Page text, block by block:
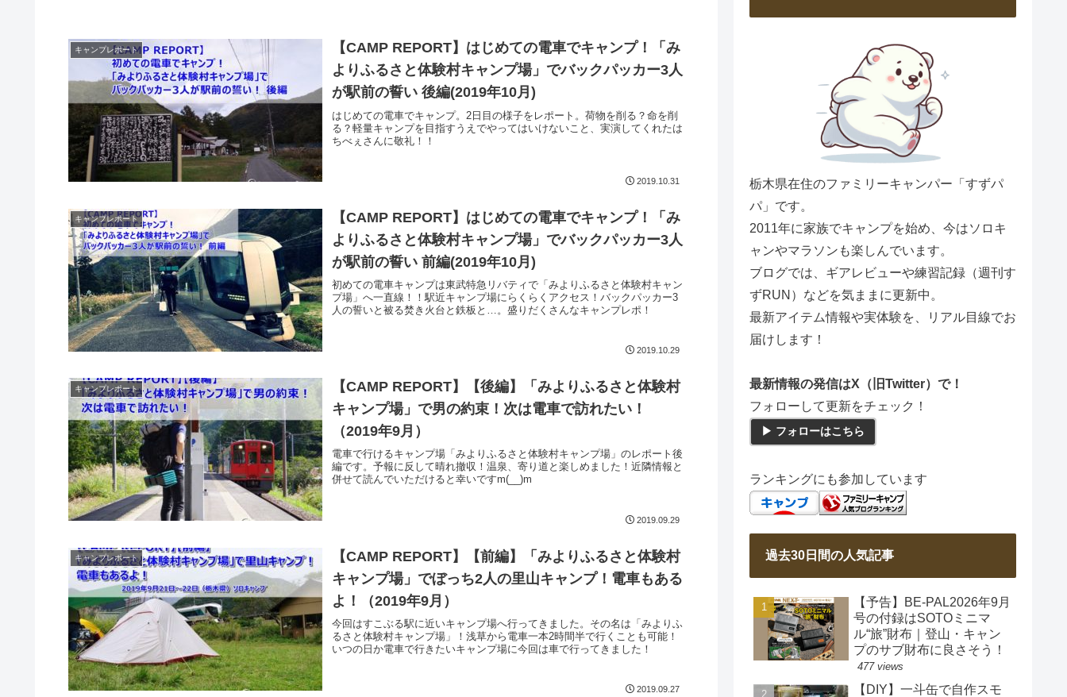
キャンプレポート
【CAMP REPORT】はじめての電車でキャンプ！「み
よりふるさと体験村キャンプ場」でバックパッカー3人
が駅前の誓い 後編(2019年10月)
はじめての電車でキャンプ。2日目の様子をレポート。荷物を削る？命を削
る？軽量キャンプを目指すうえでやってはいけないこと、実演してくれたは
ちべぇさんに敬礼！！
2019.10.31
キャンプレポート
【CAMP REPORT】はじめての電車でキャンプ！「み
よりふるさと体験村キャンプ場」でバックパッカー3人
が駅前の誓い 前編(2019年10月)
初めての電車キャンプは東武特急リバティで「みよりふるさと体験村キャン
プ場」へ一直線！！駅近キャンプ場にらくらくアクセス！バックパッカー3
人の誓いと被る焚き火台と鉄板と…。盛りだくさんなキャンプレポ！
2019.10.29
キャンプレポート
【CAMP REPORT】【後編】「みよりふるさと体験村
キャンプ場」で男の約束！次は電車で訪れたい！
（2019年9月）
電車で行けるキャンプ場「みよりふるさと体験村キャンプ場」のレポート後
編です。予報に反して晴れ撤収！温泉、寄り道と楽しめました！近隣情報と
併せて読んでいただけると幸いですm(__)m
2019.09.29
キャンプレポート
【CAMP REPORT】【前編】「みよりふるさと体験村
キャンプ場」でぼっち2人の里山キャンプ！電車もある
よ！（2019年9月）
今回はすこぶる駅に近いキャンプ場へ行ってきました。その名は「みよりふ
るさと体験村キャンプ場」！浅草から電車一本2時間半で行くことも可能！
いつの日か電車で行きたいキャンプ場に今回は車で行ってきました！
2019.09.27
栃木県在住のファミリーキャンパー「すずパ
パ」です。
2011年に家族でキャンプを始め、今はソロキ
ャンやマラソンも楽しんでいます。
ブログでは、ギアレビューや練習記録（週刊す
ずRUN）などを気ままに更新中。
最新アイテム情報や実体験を、リアル目線でお
届けします！
最新情報の発信はX（旧Twitter）で！
フォローして更新をチェック！
▶ フォローはこちら
ランキングにも参加しています
過去30日間の人気記事
【予告】BE-PAL2026年9月
号の付録はSOTOミニマ
ル“旅”財布｜登山・キャン
プのサブ財布に良さそう！
477 views
【DIY】一斗缶で自作スモ